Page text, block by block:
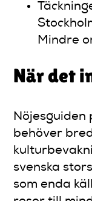
Mindre
När det
Nöjesguiden
behöver
svenska
som enda